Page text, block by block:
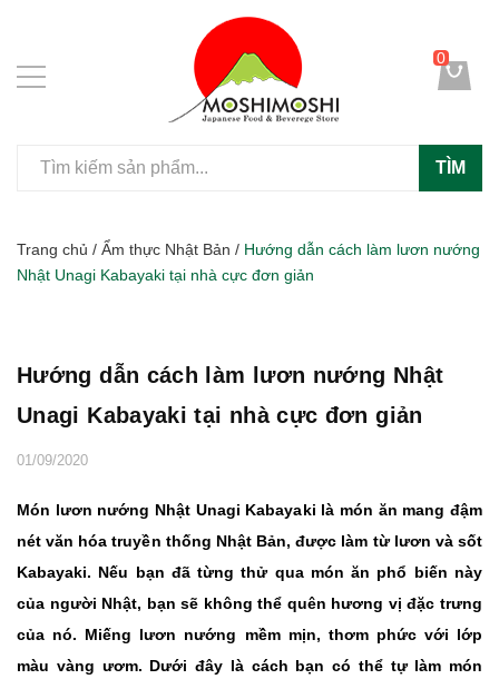
TÌM
0
Trang chủ / Ẩm thực Nhật Bản / Hướng dẫn cách làm lươn nướng
Nhật Unagi Kabayaki tại nhà cực đơn giản
Hướng dẫn cách làm lươn nướng Nhật
Unagi Kabayaki tại nhà cực đơn giản
01/09/2020
Món lươn nướng Nhật Unagi Kabayaki là món ăn mang đậm
nét văn hóa truyền thống Nhật Bản, được làm từ lươn và sốt
Kabayaki. Nếu bạn đã từng thử qua món ăn phổ biến này
của người Nhật, bạn sẽ không thể quên hương vị đặc trưng
của nó. Miếng lươn nướng mềm mịn, thơm phức với lớp
màu vàng ươm. Dưới đây là cách bạn có thể tự làm món